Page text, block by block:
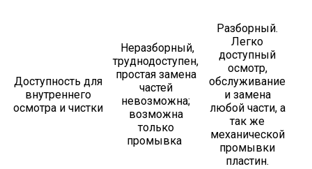
Доступность для
внутреннего
осмотра и чистки
Неразборный,
труднодоступен,
простая замена
частей
невозможна;
возможна
только
промывка
Разборный.
Легко
доступный
осмотр,
обслуживание
и замена
любой части, а
так же
механической
промывки
пластин.